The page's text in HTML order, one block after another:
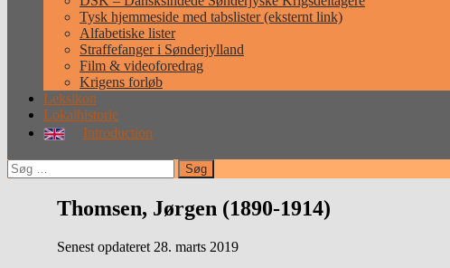
Tysk hjemmeside med tabslister (eksternt link)
Alfabetiske lister
Straffefanger i Sønderjylland
Film & videoforedrag
Krigens forløb
Leksikon
Lokalhistorie
Introduction
Søg
efter:
Thomsen, Jørgen (1890-1914)
Senest opdateret 28. marts 2019